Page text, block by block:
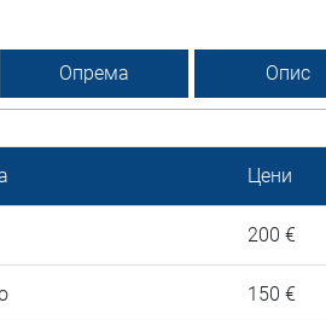
Опрема Опис
Цени
200 €
150 €